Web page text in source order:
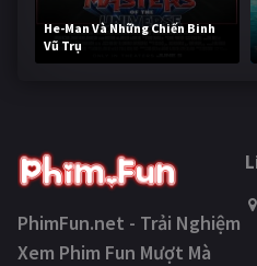
He-Man Và Những Chiến Binh
Vũ Trụ
236,592 lượt xem
PhimFun.net - Trải Nghiệm
Xem Phim Fun Mượt Mà